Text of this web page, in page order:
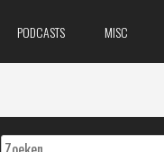
PODCASTS MISC
Zoeken